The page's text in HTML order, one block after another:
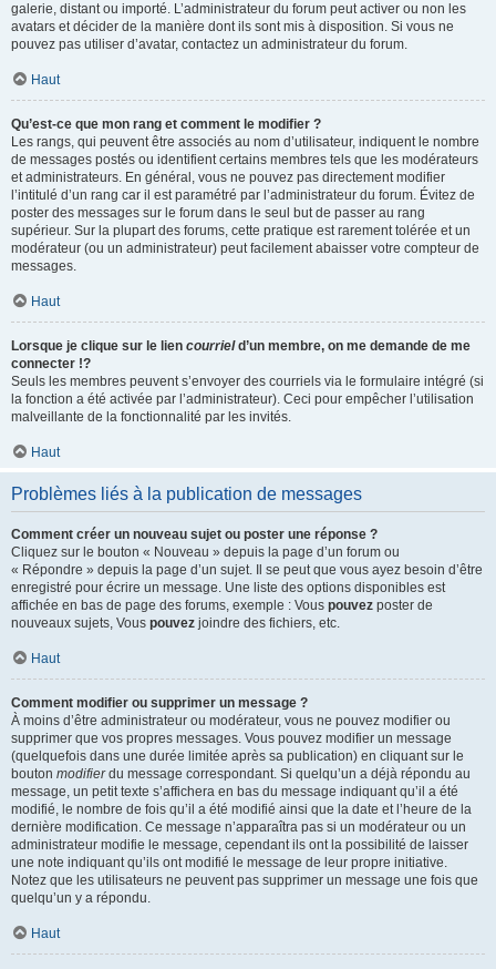
galerie, distant ou importé. L’administrateur du forum peut activer ou non les
avatars et décider de la manière dont ils sont mis à disposition. Si vous ne
pouvez pas utiliser d’avatar, contactez un administrateur du forum.
Haut
Qu’est-ce que mon rang et comment le modifier ?
Les rangs, qui peuvent être associés au nom d’utilisateur, indiquent le nombre
de messages postés ou identifient certains membres tels que les modérateurs
et administrateurs. En général, vous ne pouvez pas directement modifier
l’intitulé d’un rang car il est paramétré par l’administrateur du forum. Évitez de
poster des messages sur le forum dans le seul but de passer au rang
supérieur. Sur la plupart des forums, cette pratique est rarement tolérée et un
modérateur (ou un administrateur) peut facilement abaisser votre compteur de
messages.
Haut
Lorsque je clique sur le lien courrield’un membre, on me demande de me
connecter !?
Seuls les membres peuvent s’envoyer des courriels via le formulaire intégré (si
la fonction a été activée par l’administrateur). Ceci pour empêcher l’utilisation
malveillante de la fonctionnalité par les invités.
Haut
Problèmes liés à la publication de messages
Comment créer un nouveau sujet ou poster une réponse ?
Cliquez sur le bouton « Nouveau » depuis la page d’un forum ou
« Répondre » depuis la page d’un sujet. Il se peut que vous ayez besoin d’être
enregistré pour écrire un message. Une liste des options disponibles est
affichée en bas de page des forums, exemple : Vous pouvez poster de
nouveaux sujets, Vous pouvez joindre des fichiers, etc.
Haut
Comment modifier ou supprimer un message ?
À moins d’être administrateur ou modérateur, vous ne pouvez modifier ou
supprimer que vos propres messages. Vous pouvez modifier un message
(quelquefois dans une durée limitée après sa publication) en cliquant sur le
bouton modifierdu message correspondant. Si quelqu’un a déjà répondu au
message, un petit texte s’affichera en bas du message indiquant qu’il a été
modifié, le nombre de fois qu’il a été modifié ainsi que la date et l’heure de la
dernière modification. Ce message n’apparaîtra pas si un modérateur ou un
administrateur modifie le message, cependant ils ont la possibilité de laisser
une note indiquant qu’ils ont modifié le message de leur propre initiative.
Notez que les utilisateurs ne peuvent pas supprimer un message une fois que
quelqu’un y a répondu.
Haut